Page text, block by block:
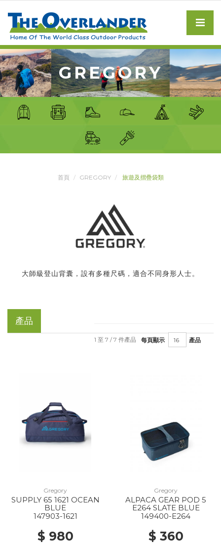
GREGORY
首頁 GREGORY 旅遊及摺疊袋類
大師級登山背囊，設有多種尺碼，適合不同身形人士。
產品
每頁顯示 產品
1 至 7 / 7 件產品
Gregory
SUPPLY 65 1621 OCEAN
BLUE
147903-1621
$ 980
Gregory
ALPACA GEAR POD 5
E264 SLATE BLUE
149400-E264
$ 360